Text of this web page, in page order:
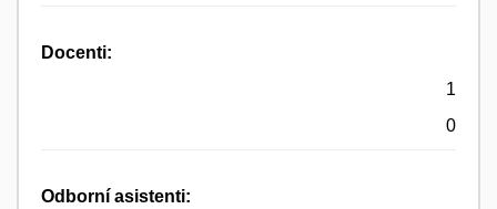
Docenti:
1
0
Odborní asistenti: